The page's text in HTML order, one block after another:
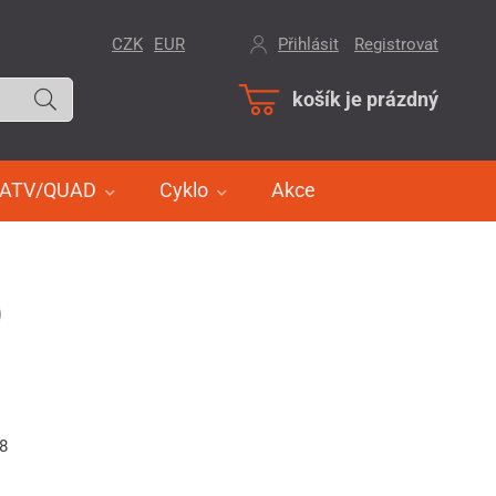
košík je prázdný
ATV/QUAD Cyklo Akce
CZK EUR Přihlásit Registrovat